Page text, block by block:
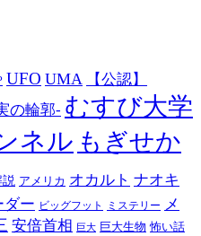
UFO UMA
【公認】
の輪郭- むすび大学
ネル もぎせか
説 アメリカ オカルト ナオキ
ダー ビッグフット ミステリー メ
安倍首相 巨大 巨大生物 怖い話